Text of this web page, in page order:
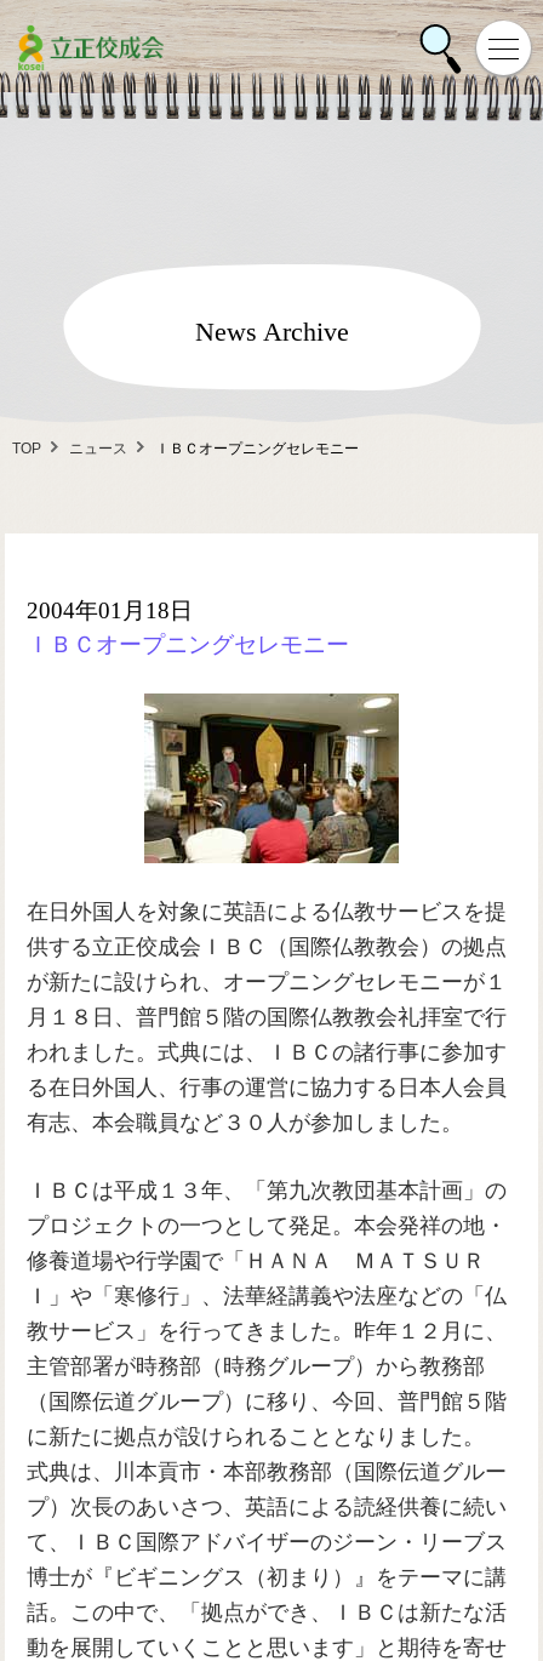
News Archive
TOP ニュース ＩＢＣオープニングセレモニー
2004年01月18日
ＩＢＣオープニングセレモニー
在日外国人を対象に英語による仏教サービスを提
供する立正佼成会ＩＢＣ（国際仏教教会）の拠点
が新たに設けられ、オープニングセレモニーが１
月１８日、普門館５階の国際仏教教会礼拝室で行
われました。式典には、ＩＢＣの諸行事に参加す
る在日外国人、行事の運営に協力する日本人会員
有志、本会職員など３０人が参加しました。
ＩＢＣは平成１３年、「第九次教団基本計画」の
プロジェクトの一つとして発足。本会発祥の地・
修養道場や行学園で「ＨＡＮＡ ＭＡＴＳＵＲ
Ｉ」や「寒修行」、法華経講義や法座などの「仏
教サービス」を行ってきました。昨年１２月に、
主管部署が時務部（時務グループ）から教務部
（国際伝道グループ）に移り、今回、普門館５階
に新たに拠点が設けられることとなりました。
式典は、川本貢市・本部教務部（国際伝道グルー
プ）次長のあいさつ、英語による読経供養に続い
て、ＩＢＣ国際アドバイザーのジーン・リーブス
博士が『ビギニングス（初まり）』をテーマに講
話。この中で、「拠点ができ、ＩＢＣは新たな活
動を展開していくことと思います」と期待を寄せ